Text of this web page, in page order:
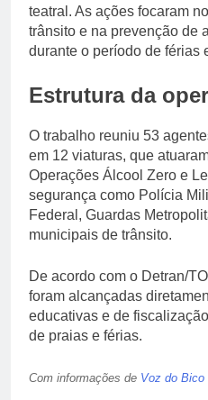
teatral. As ações focaram
trânsito e na prevenção de
durante o período de férias
Estrutura da
O trabalho reuniu 53
em 12 viaturas, que
Operações Álcool Zero e
segurança como Polícia
Federal, Guardas
municipais de trânsito.
De acordo com o Detran/
foram alcançadas
educativas e de
de praias e férias.
Com informações de Voz do Bico